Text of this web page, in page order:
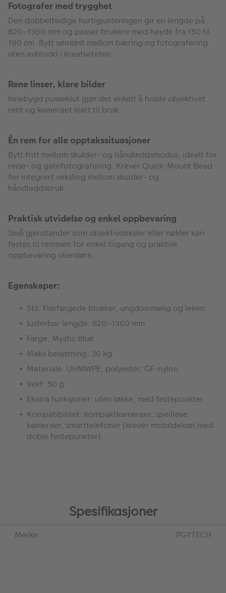
Fotografer med trygghet
Den dobbeltsidige hurtigjusteringen gir en lengde på
820–1360 mm og passer brukere med høyde fra 150 til
190 cm. Bytt sømløst mellom bæring og fotografering
uten avbrudd i kreativiteten.
Rene linser, klare bilder
Innebygd pusseklut gjør det enkelt å holde objektivet
rent og kameraet klart til bruk.
Én rem for alle opptakssituasjoner
Bytt fritt mellom skulder- og håndleddsmodus, ideelt for
reise- og gatefotografering. Krever Quick-Mount Bead
for integrert veksling mellom skulder- og
håndleddsbruk.
Praktisk utvidelse og enkel oppbevaring
Små gjenstander som objektivdeksler eller nøkler kan
festes til remmen for enkel tilgang og praktisk
oppbevaring utendørs.
Egenskaper:
Stil: Flerfargede blokker, ungdommelig og leken
Justerbar lengde: 820–1360 mm
Farge: Mystic Blue
Maks belastning: 30 kg
Materiale: UHMWPE, polyester, GF-nylon
Vekt: 50 g
Ekstra funksjoner: uten løkke, med festepunkter
Kompatibilitet: kompaktkameraer, speilløse
kameraer, smarttelefoner (krever mobildeksel med
doble festepunkter)
Spesifikasjoner
Merke: PGYTECH